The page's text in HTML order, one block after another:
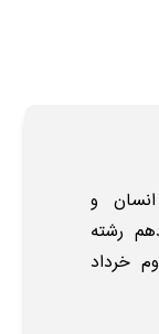
و
رشته
خرداد